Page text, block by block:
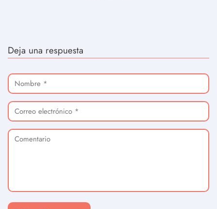
Deja una respuesta